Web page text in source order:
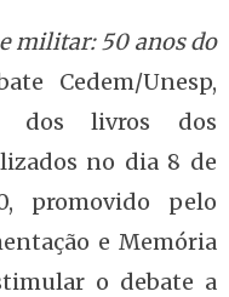
militar: 50 anos do
Cedem/Unesp,
dos livros dos
no dia 8 de
promovido pelo
e Memória
o debate a